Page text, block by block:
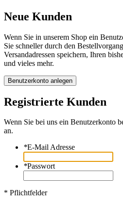
Neue Kunden
Wenn Sie in unserem Shop ein
Sie schneller durch den
Versandadressen speichern, Ihren
und vieles mehr.
Benutzerkonto anlegen
Registrierte Kunden
Wenn Sie bei uns ein Benutzerkonto
an.
*E-Mail Adresse
*Passwort
* Pflichtfelder